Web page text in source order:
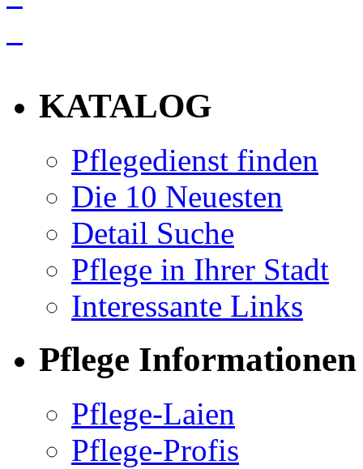
KATALOG
Pflegedienst finden
Die 10 Neuesten
Detail Suche
Pflege in Ihrer Stadt
Interessante Links
Pflege Informationen
Pflege-Laien
Pflege-Profis